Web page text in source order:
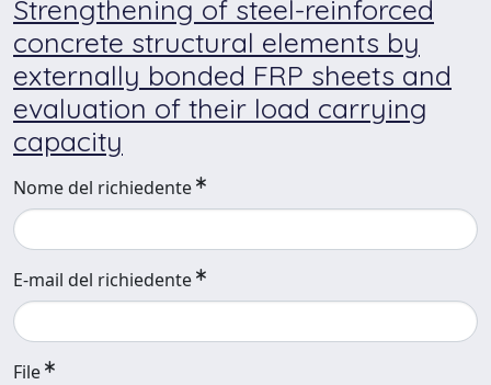
Strengthening of steel-reinforced
concrete structural elements by
externally bonded FRP sheets and
evaluation of their load carrying
capacity
Nome del richiedente
E-mail del richiedente
File